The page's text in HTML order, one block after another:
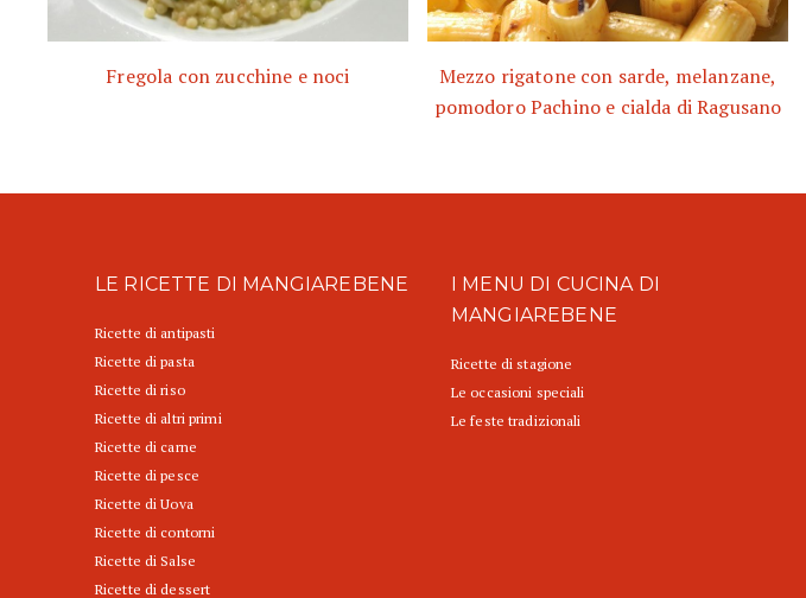
Fregola con zucchine e noci
Mezzo rigatone con sarde, melanzane,
pomodoro Pachino e cialda di Ragusano
LE RICETTE DI MANGIAREBENE
Ricette di antipasti
Ricette di pasta
Ricette di riso
Ricette di altri primi
Ricette di carne
Ricette di pesce
Ricette di Uova
Ricette di contorni
Ricette di Salse
Ricette di dessert
I MENU DI CUCINA DI
MANGIAREBENE
Ricette di stagione
Le occasioni speciali
Le feste tradizionali